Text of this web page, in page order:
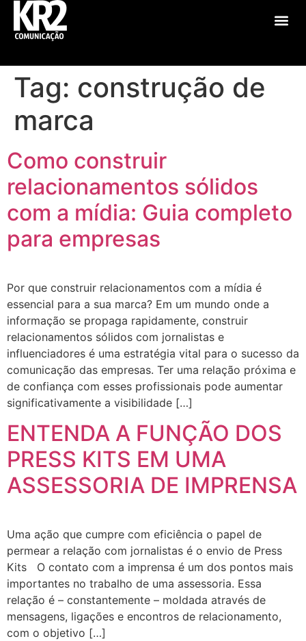
Tag: construção de
marca
Como construir
relacionamentos sólidos
com a mídia: Guia completo
para empresas
Por que construir relacionamentos com a mídia é
essencial para a sua marca? Em um mundo onde a
informação se propaga rapidamente, construir
relacionamentos sólidos com jornalistas e
influenciadores é uma estratégia vital para o sucesso da
comunicação das empresas. Ter uma relação próxima e
de confiança com esses profissionais pode aumentar
significativamente a visibilidade […]
ENTENDA A FUNÇÃO DOS
PRESS KITS EM UMA
ASSESSORIA DE IMPRENSA
Uma ação que cumpre com eficiência o papel de
permear a relação com jornalistas é o envio de Press
Kits O contato com a imprensa é um dos pontos mais
importantes no trabalho de uma assessoria. Essa
relação é – constantemente – moldada através de
mensagens, ligações e encontros de relacionamento,
com o objetivo […]